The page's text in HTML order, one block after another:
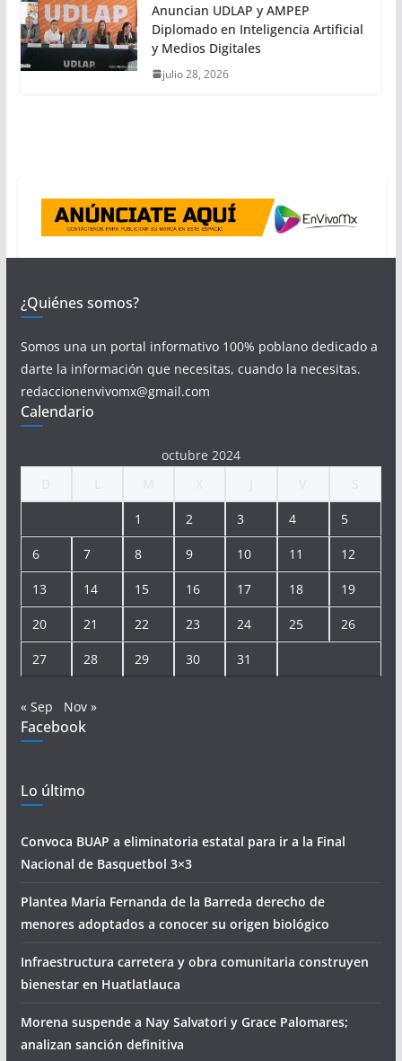
Anuncian UDLAP y AMPEP
Diplomado en Inteligencia Artificial
y Medios Digitales
julio 28, 2026
¿Quiénes somos?
Somos una un portal informativo 100% poblano dedicado a
darte la información que necesitas, cuando la necesitas.
redaccionenvivomx@gmail.com
Calendario
octubre 2024
1 2 3 4 5
6 7 8 9 10 11 12
13 14 15 16 17 18 19
20 21 22 23 24 25 26
27 28 29 30 31
« Sep Nov »
Facebook
Lo último
Convoca BUAP a eliminatoria estatal para ir a la Final
Nacional de Basquetbol 3×3
Plantea María Fernanda de la Barreda derecho de
menores adoptados a conocer su origen biológico
Infraestructura carretera y obra comunitaria construyen
bienestar en Huatlatlauca
Morena suspende a Nay Salvatori y Grace Palomares;
analizan sanción definitiva